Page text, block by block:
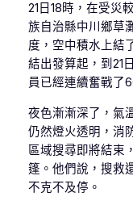
21日18時，在受災
族自治縣中川鄉草
度，空中積水上結
結出發算起，到21
員已經連續奮戰了
夜色漸漸深了，氣
仍然燈火透明，消
區域搜尋即將結束
篷。他們說，搜救
不克不及停。